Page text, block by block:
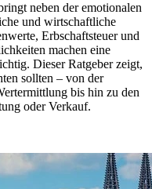
neben der emotionalen
und wirtschaftliche
Erbschaftsteuer und
machen eine
Dieser Ratgeber zeigt,
sollten – von der
bis hin zu den
oder Verkauf.